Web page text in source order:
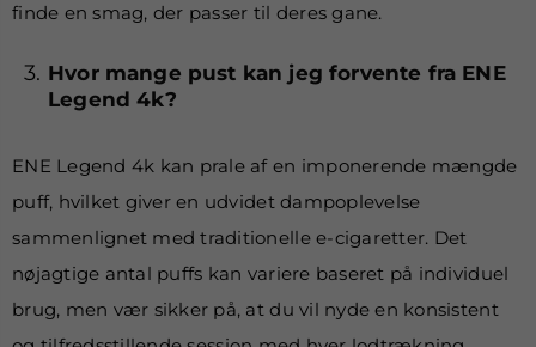
finde en smag, der passer til deres gane.
Hvor mange pust kan jeg forvente fra ENE
Legend 4k?
ENE Legend 4k kan prale af en imponerende mængde
puff, hvilket giver en udvidet dampoplevelse
sammenlignet med traditionelle e-cigaretter. Det
nøjagtige antal puffs kan variere baseret på individuel
brug, men vær sikker på, at du vil nyde en konsistent